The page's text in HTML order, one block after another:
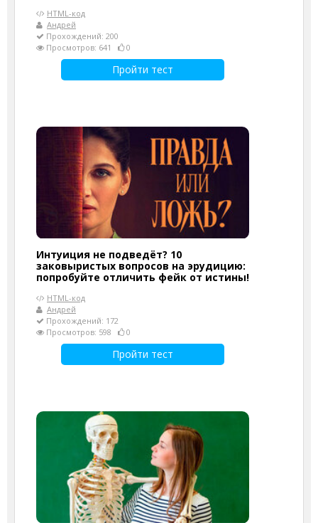
HTML-код
Андрей
Прохождений: 200
Просмотров: 641
0
Пройти тест
Интуиция не подведёт? 10
заковыристых вопросов на эрудицию:
попробуйте отличить фейк от истины!
HTML-код
Андрей
Прохождений: 172
Просмотров: 598
0
Пройти тест